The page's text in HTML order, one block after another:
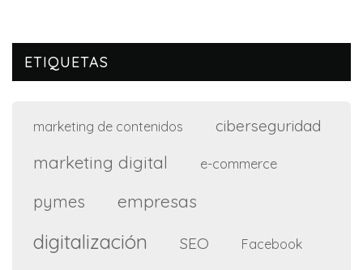
ETIQUETAS
marketing de contenidos ciberseguridad
marketing digital e-commerce
pymes empresas
digitalización SEO Facebook